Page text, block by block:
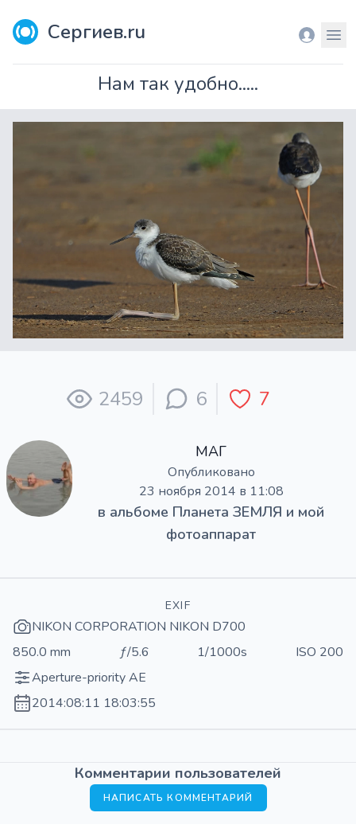
Сергиев.ru Вход
Нам так удобно.....
2459 6 7
МАГ
Опубликовано
23 ноября 2014 в 11:08
в альбоме Планета ЗЕМЛЯ и мой
фотоаппарат
EXIF
NIKON CORPORATION NIKON D700
850.0 mm
ƒ/5.6 1/1000s
ISO 200
Aperture-priority AE
2014:08:11 18:03:55
Комментарии пользователей
НАПИСАТЬ КОММЕНТАРИЙ